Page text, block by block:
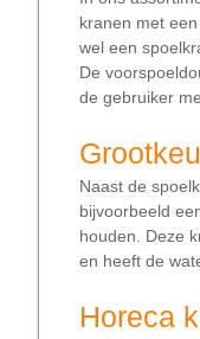
kranen met
wel een
De
de gebruiker
Naast de
bijvoorbeeld
houden. Deze
en heeft de
Horeca